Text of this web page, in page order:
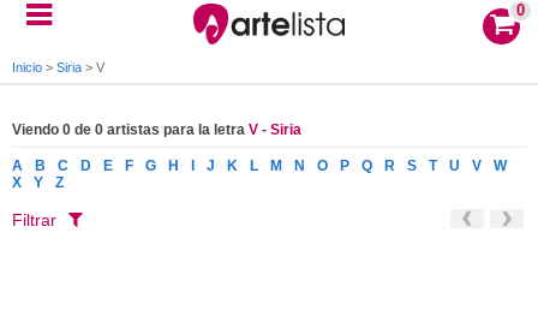
0
Inicio > Siria > V
Viendo 0 de 0 artistas para la letra V - Siria
A B C D E F G H J K L M N O P Q R S T U V
W
X
Y Z
Filtrar